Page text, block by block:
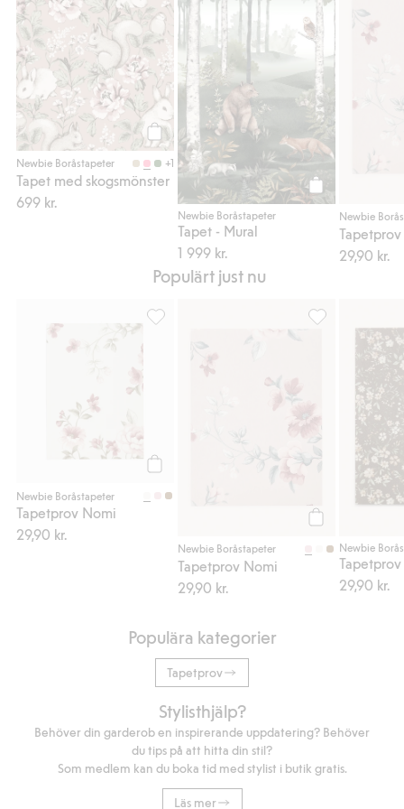
FSC certified wood/paper
Köp
Newbie Boråstapeter +1
Tapet med skogsmönster
699 kr.
Köp
Newbie Boråstapeter
Tapet - Mural
1 999 kr.
Newbie
29,90 kr.
Populärt just nu
Newbie Boråstapeter
Tapetprov Nomi
29,90 kr.
Tapetprov Nomi, Lägg till i favoriter
Newbie Boråstapeter
Tapetprov Nomi
29,90 kr.
Tapetprov
Newbie
29,90 kr.
Populära kategorier
Tapetprov
Stylisthjälp?
Behöver din garderob en inspirerande uppdatering? Behöver
du tips på att hitta din stil?
Som medlem kan du boka tid med stylist i butik gratis.
Läs mer